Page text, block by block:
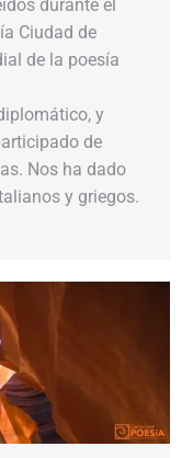
durante el
Ciudad de
de la poesía
y
de
Nos ha dado
y griegos.